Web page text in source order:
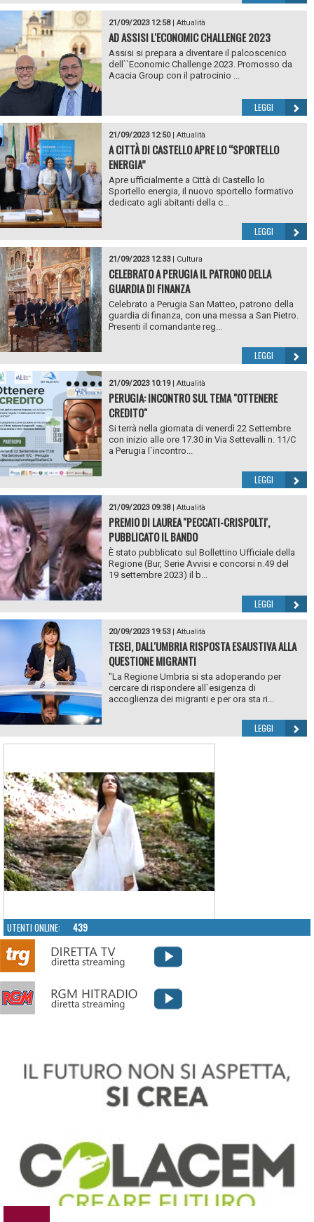
21/09/2023 12:58| Attualità
AD ASSISI L'ECONOMIC CHALLENGE 2023
Assisi si prepara a diventare il palcoscenico
dell``Economic Challenge 2023. Promosso da
Acacia Group con il patrocinio ...
LEGGI
21/09/2023 12:50| Attualità
A CITTÀ DI CASTELLO APRE LO “SPORTELLO
ENERGIA”
Apre ufficialmente a Città di Castello lo
Sportello energia, il nuovo sportello formativo
dedicato agli abitanti della c...
LEGGI
21/09/2023 12:33| Cultura
CELEBRATO A PERUGIA IL PATRONO DELLA
GUARDIA DI FINANZA
Celebrato a Perugia San Matteo, patrono della
guardia di finanza, con una messa a San Pietro.
Presenti il comandante reg...
LEGGI
21/09/2023 10:19| Attualità
PERUGIA: INCONTRO SUL TEMA "OTTENERE
CREDITO"
Si terrà nella giornata di venerdì 22 Settembre
con inizio alle ore 17.30 in Via Settevalli n. 11/C
a Perugia l`incontro...
LEGGI
21/09/2023 09:38| Attualità
PREMIO DI LAUREA ''PECCATI-CRISPOLTI',
PUBBLICATO IL BANDO
È stato pubblicato sul Bollettino Ufficiale della
Regione (Bur, Serie Avvisi e concorsi n.49 del
19 settembre 2023) il b...
LEGGI
20/09/2023 19:53| Attualità
TESEI, DALL'UMBRIA RISPOSTA ESAUSTIVA ALLA
QUESTIONE MIGRANTI
"La Regione Umbria si sta adoperando per
cercare di rispondere all`esigenza di
accoglienza dei migranti e per ora sta ri...
LEGGI
UTENTI ONLINE: 439